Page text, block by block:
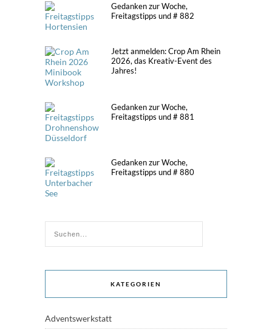
Gedanken zur Woche,
Freitagstipps und # 882
Jetzt anmelden: Crop Am Rhein
2026, das Kreativ-Event des
Jahres!
Gedanken zur Woche,
Freitagstipps und # 881
Gedanken zur Woche,
Freitagstipps und # 880
KATEGORIEN
Adventswerkstatt